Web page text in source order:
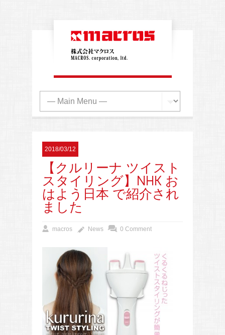
2018/03/12
【クルリーナ ツイスト
スタイリング】NHK お
はよう日本 で紹介され
ました
macros News 0 Comment